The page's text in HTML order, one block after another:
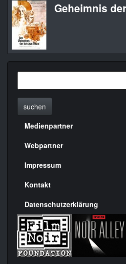
Geheimnis
suchen
Menülinks
rechte
Seite
Medienpartner
Webpartner
Impressum
Kontakt
Datenschutzerklärung